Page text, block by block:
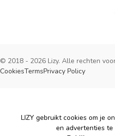
© 2018 - 2026 Lizy. Alle rechten
CookiesTermsPrivacy Policy
Cookies
LIZY gebruikt cookies om je
en advertenties te